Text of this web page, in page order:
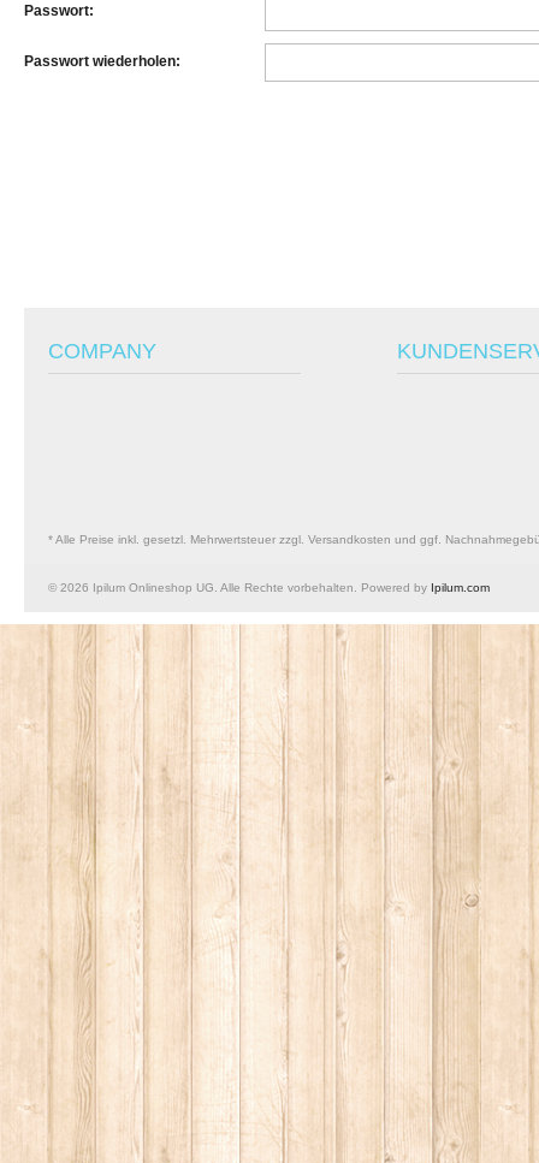
Passwort:
Passwort wiederholen:
COMPANY
* Alle Preise inkl. gesetzl. Mehrwertsteuer zzgl. Versandkosten und ggf.
© 2026 Ipilum Onlineshop UG. Alle Rechte vorbehalten. Powered by Ipilum.com